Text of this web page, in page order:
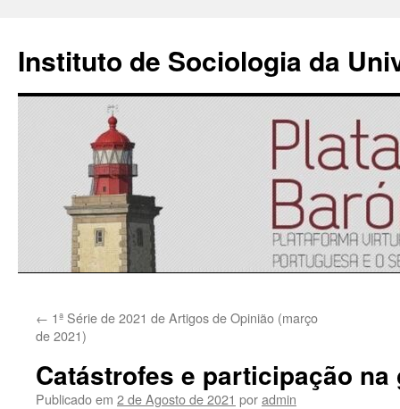
Instituto de Sociologia da
para
conteúdo
← 1ª Série de 2021 de Artigos de Opinião (março
de 2021)
Catástrofes e participação
Publicado em 2 de Agosto de 2021 poradmin